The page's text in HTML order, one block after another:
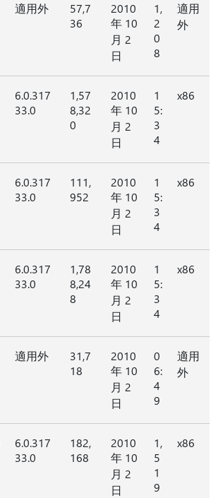
適用外
57,7
36
2010
年 10
月 2
日
1,
2
0
8
適用
外
6.0.317
33.0
1,57
8,32
0
2010
年 10
月 2
日
1
5:
3
4
x86
6.0.317
33.0
111,
952
2010
年 10
月 2
日
1
5:
3
4
x86
6.0.317
33.0
1,78
8,24
8
2010
年 10
月 2
日
1
5:
3
4
x86
適用外
31,7
18
2010
年 10
月 2
日
0
6:
4
9
適用
外
6.0.317
33.0
182,
168
2010
年 10
月 2
日
1,
5
1
9
x86